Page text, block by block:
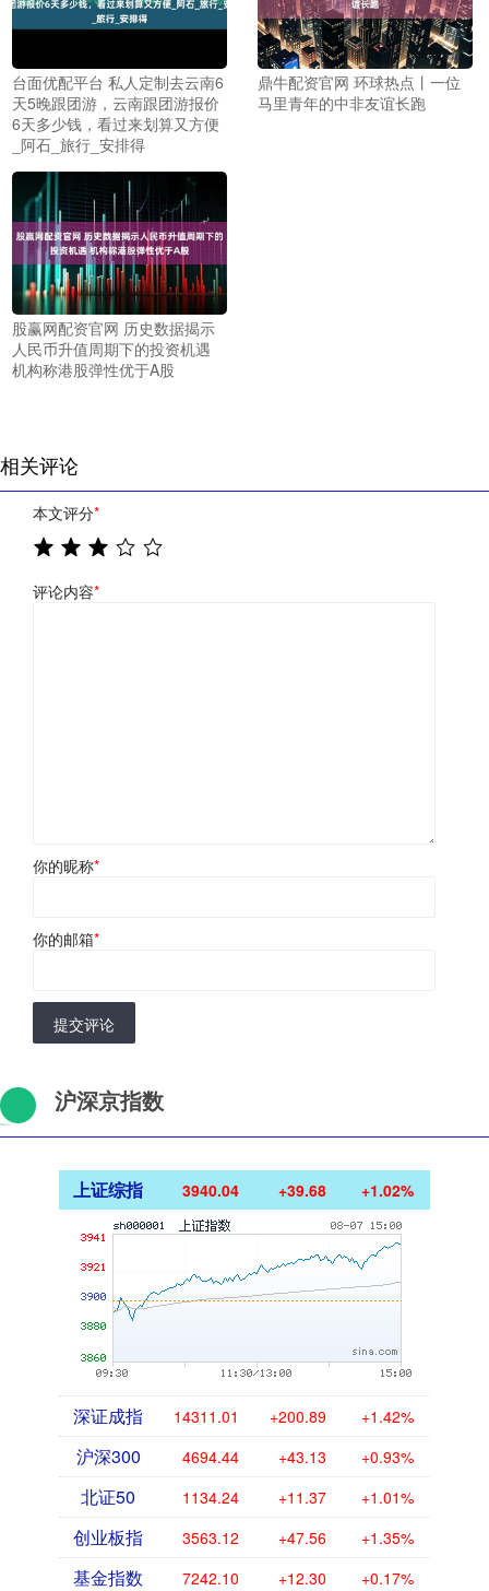
台面优配平台 私人定制去云南6
天5晚跟团游，云南跟团游报价
6天多少钱，看过来划算又方便
_阿石_旅行_安排得
鼎牛配资官网 环球热点丨一位
马里青年的中非友谊长跑
股赢网配资官网 历史数据揭示
人民币升值周期下的投资机遇
机构称港股弹性优于A股
相关评论
本文评分*
评论内容*
你的昵称*
你的邮箱*
提交评论
沪深京指数
上证综指 3940.04 +39.68 +1.02%
深证成指 14311.01 +200.89 +1.42%
沪深300 4694.44 +43.13 +0.93%
北证50 1134.24 +11.37 +1.01%
创业板指 3563.12 +47.56 +1.35%
基金指数 7242.10 +12.30 +0.17%